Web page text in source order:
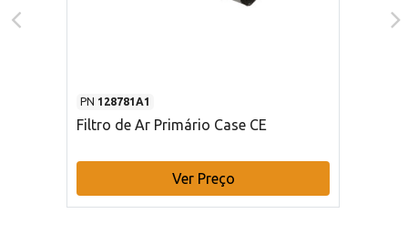
PN 128781A1
Filtro de Ar Primário Case CE
Ver Preço